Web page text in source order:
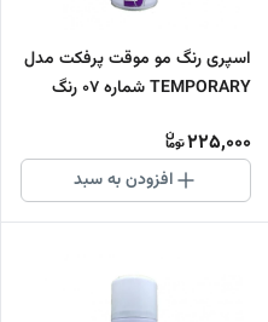
اسپری رنگ مو موقت پرفکت مدل
TEMPORARY شماره 07 رنگ
225,000
افزودن به سبد